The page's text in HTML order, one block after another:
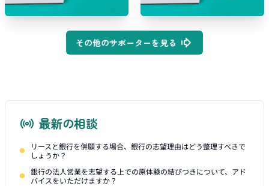
その他のサポーターを見る
最新の相談
リースと銀行を併願する場合、銀行の志望理由はどう整理すべきで
しょうか？
銀行の法人営業を志望する上での原体験の結びつきについて、アド
バイスをいただけますか？